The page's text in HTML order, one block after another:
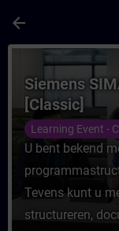
arrow_back
Kurz -
Siemens
[Classic]
Learning Event -
U bent bekend
Tevens kunt u
structureren,